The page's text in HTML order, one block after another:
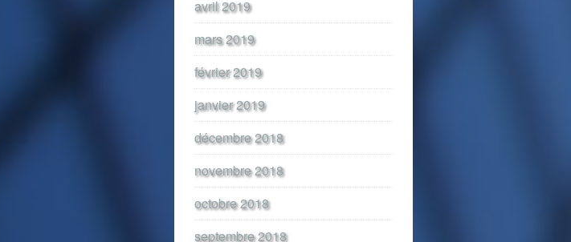
avril 2019
mars 2019
février 2019
janvier 2019
décembre 2018
novembre 2018
octobre 2018
septembre 2018